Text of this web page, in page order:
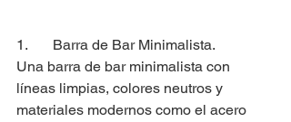
1. 	Barra de Bar Minimalista.
Una barra de bar minimalista con
líneas limpias, colores neutros y
materiales modernos como el acero